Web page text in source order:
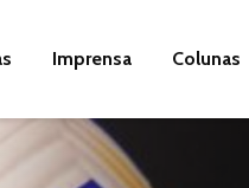
Imprensa Colunas